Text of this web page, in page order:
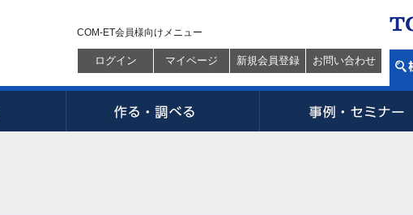
COM-ET会員様向けメニュー
ログイン マイページ 新規会員登録 お問い合わせ